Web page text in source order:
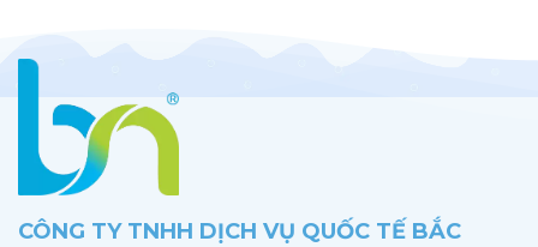
CÔNG TY TNHH DỊCH VỤ QUỐC TẾ BẮC